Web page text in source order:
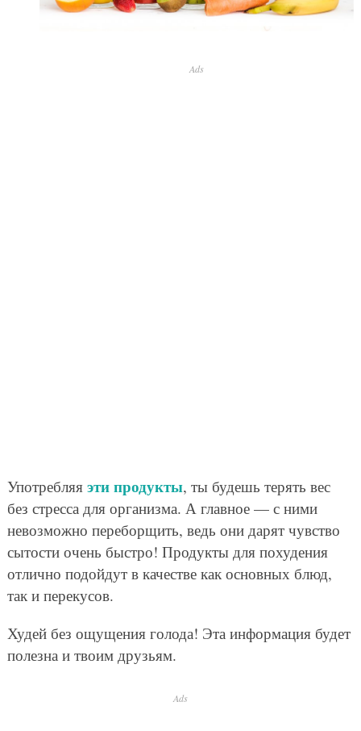
Ads
Употребляя эти продукты, ты будешь терять вес
без стресса для организма. А главное — с ними
невозможно переборщить, ведь они дарят чувство
сытости очень быстро! Продукты для похудения
отлично подойдут в качестве как основных блюд,
так и перекусов.
Худей без ощущения голода! Эта информация будет
полезна и твоим друзьям.
Ads